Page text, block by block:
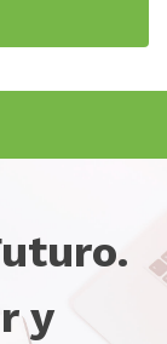
y